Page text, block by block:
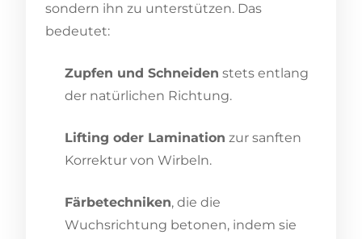
sondern ihn zu unterstützen. Das
bedeutet:
Zupfen und Schneiden stets entlang
der natürlichen Richtung.
Lifting oder Lamination zur sanften
Korrektur von Wirbeln.
Färbetechniken, die die
Wuchsrichtung betonen, indem sie